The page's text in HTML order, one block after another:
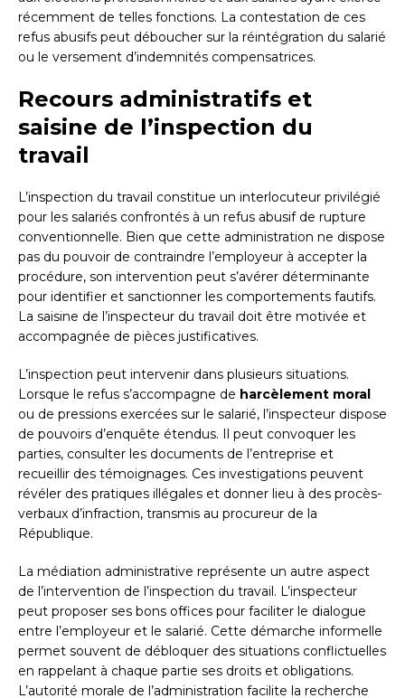
récemment de telles fonctions. La contestation de ces
refus abusifs peut déboucher sur la réintégration du salarié
ou le versement d’indemnités compensatrices.
Recours administratifs et
saisine de l’inspection du
travail
L’inspection du travail constitue un interlocuteur privilégié
pour les salariés confrontés à un refus abusif de rupture
conventionnelle. Bien que cette administration ne dispose
pas du pouvoir de contraindre l’employeur à accepter la
procédure, son intervention peut s’avérer déterminante
pour identifier et sanctionner les comportements fautifs.
La saisine de l’inspecteur du travail doit être motivée et
accompagnée de pièces justificatives.
L’inspection peut intervenir dans plusieurs situations.
Lorsque le refus s’accompagne de harcèlement moral
ou de pressions exercées sur le salarié, l’inspecteur dispose
de pouvoirs d’enquête étendus. Il peut convoquer les
parties, consulter les documents de l’entreprise et
recueillir des témoignages. Ces investigations peuvent
révéler des pratiques illégales et donner lieu à des procès-
verbaux d’infraction, transmis au procureur de la
République.
La médiation administrative représente un autre aspect
de l’intervention de l’inspection du travail. L’inspecteur
peut proposer ses bons offices pour faciliter le dialogue
entre l’employeur et le salarié. Cette démarche informelle
permet souvent de débloquer des situations conflictuelles
en rappelant à chaque partie ses droits et obligations.
L’autorité morale de l’administration facilite la recherche